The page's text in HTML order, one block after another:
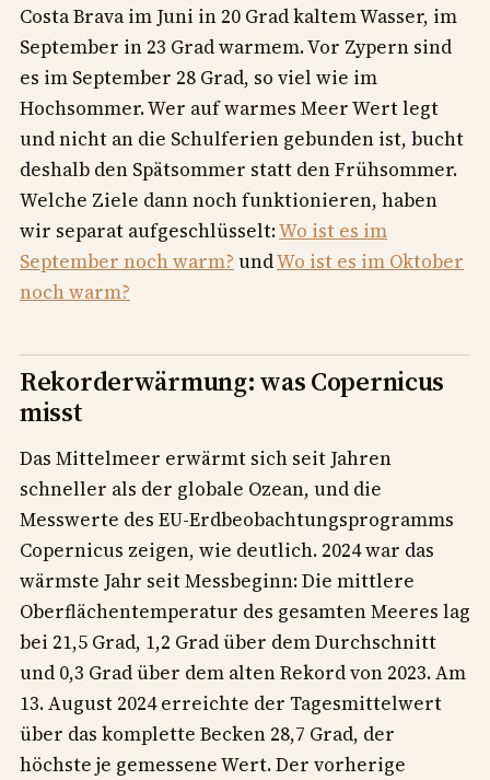
Costa Brava im Juni in 20 Grad kaltem Wasser, im
September in 23 Grad warmem. Vor Zypern sind
es im September 28 Grad, so viel wie im
Hochsommer. Wer auf warmes Meer Wert legt
und nicht an die Schulferien gebunden ist, bucht
deshalb den Spätsommer statt den Frühsommer.
Welche Ziele dann noch funktionieren, haben
wir separat aufgeschlüsselt:Wo ist es im
September noch warm? undWo ist es im Oktober
noch warm?
Rekorderwärmung: was Copernicus
misst
Das Mittelmeer erwärmt sich seit Jahren
schneller als der globale Ozean, und die
Messwerte des EU-Erdbeobachtungsprogramms
Copernicus zeigen, wie deutlich. 2024 war das
wärmste Jahr seit Messbeginn: Die mittlere
Oberflächentemperatur des gesamten Meeres lag
bei 21,5 Grad, 1,2 Grad über dem Durchschnitt
und 0,3 Grad über dem alten Rekord von 2023. Am
13. August 2024 erreichte der Tagesmittelwert
über das komplette Becken 28,7 Grad, der
höchste je gemessene Wert. Der vorherige